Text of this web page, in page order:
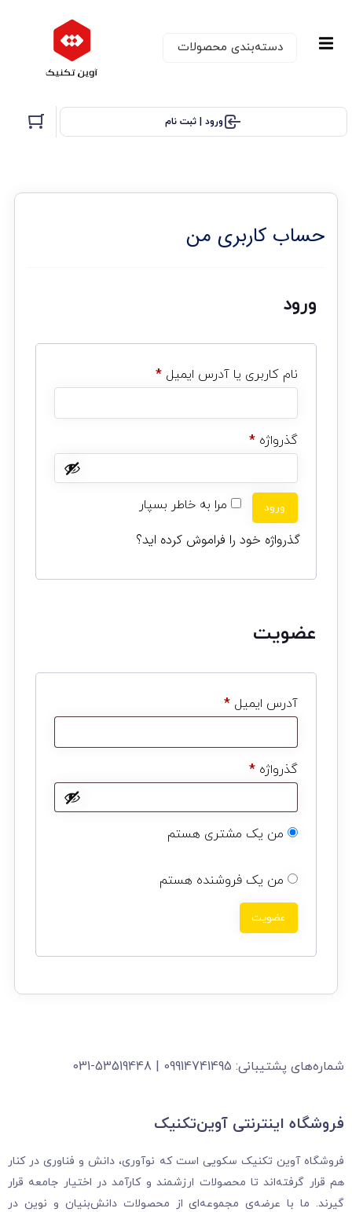
دسته‌بندی‌ محصولات
ورود | ثبت نام
حساب کاربری من
ورود
نام کاربری یا آدرس ایمیل*
گذرواژه*
مرا به خاطر بسپار ورود
گذرواژه خود را فراموش کرده اید؟
عضویت
آدرس ایمیل*
گذرواژه*
من یک مشتری هستم
من یک فروشنده هستم
عضویت
شماره‌های پشتیبانی: 09914741495 | 53519448-031
فروشگاه‌ اینترنتی آوین‌تکنیک
فروشگاه آوین تکنیک سکویی است که نوآوری، دانش و فناوری در کنار
هم قرار گرفته‌اند تا محصولات ارزشمند و کارآمد در اختیار جامعه قرار
گیرند. ما با عرضه‌ی مجموعه‌ای از محصولات دانش‌بنیان و نوین در